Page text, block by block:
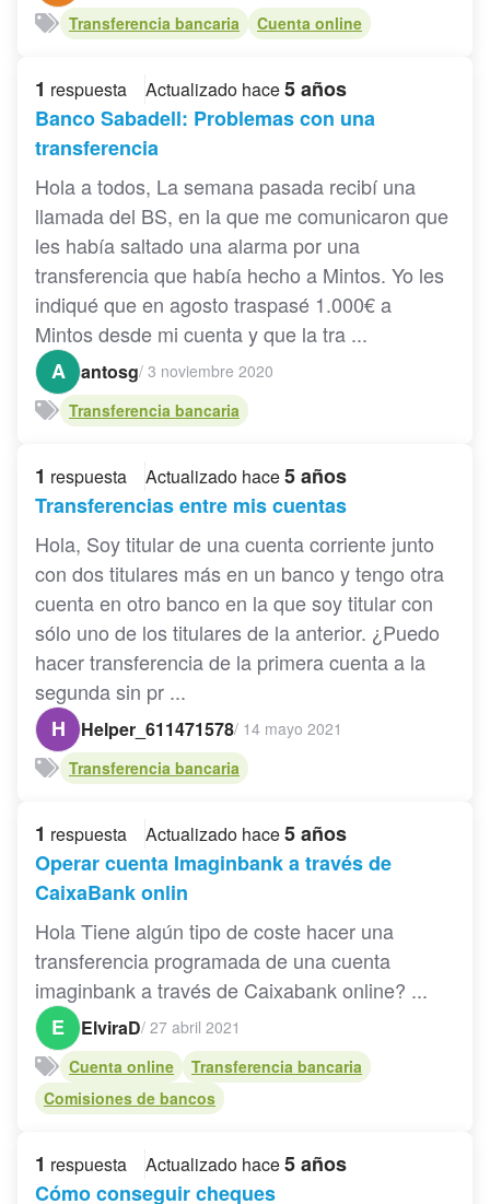
Transferencia bancaria
Cuenta online
1 respuesta Actualizado hace5 años
Banco Sabadell: Problemas con una
transferencia
Hola a todos, La semana pasada recibí una
llamada del BS, en la que me comunicaron que
les había saltado una alarma por una
transferencia que había hecho a Mintos. Yo les
indiqué que en agosto traspasé 1.000€ a
Mintos desde mi cuenta y que la tra ...
A
antosg/ 3 noviembre 2020
Transferencia bancaria
1 respuesta Actualizado hace5 años
Transferencias entre mis cuentas
Hola, Soy titular de una cuenta corriente junto
con dos titulares más en un banco y tengo otra
cuenta en otro banco en la que soy titular con
sólo uno de los titulares de la anterior. ¿Puedo
hacer transferencia de la primera cuenta a la
segunda sin pr ...
H
Helper_611471578/ 14 mayo 2021
Transferencia bancaria
1 respuesta Actualizado hace5 años
Operar cuenta Imaginbank a través de
CaixaBank onlin
Hola Tiene algún tipo de coste hacer una
transferencia programada de una cuenta
imaginbank a través de Caixabank online? ...
E
ElviraD/ 27 abril 2021
Cuenta online
Transferencia bancaria
Comisiones de bancos
1 respuesta Actualizado hace5 años
Cómo conseguir cheques